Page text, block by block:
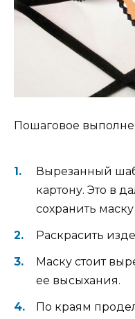
Пошаговое
Вырезанный
картону. Это в
сохранить
Раскрасить
Маску стоит
ее высыхания.
По краям